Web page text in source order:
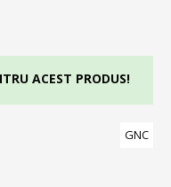
ACEST PRODUS!
GNC